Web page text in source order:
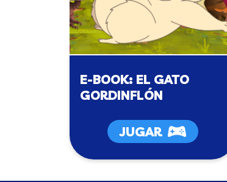
E-BOOK: EL GATO
GORDINFLÓN
JUGAR